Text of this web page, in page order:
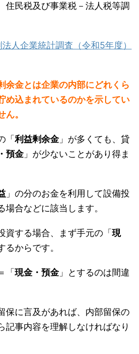
住民税及び事業税－法人税等調
人企業統計調査（令和5年度）
余金とは企業の内部にどれくら
め込まれているのかを示してい
。
「利益剰余金」が多くても、貸
預金」が少ないことがあり得ま
」の分のお金を利用して設備投
場合などに該当します。
資する場合、まず手元の「 現
るからです。
「 現金・預金」とするのは間違
保に言及があれば、内部留保の
記事内容を理解しなければなり